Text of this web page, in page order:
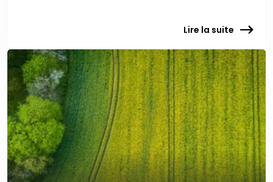
Lire la suite